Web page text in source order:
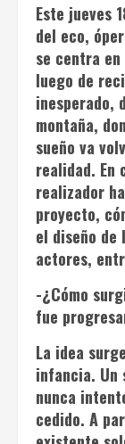
Este jueves
del eco,
se centra
luego de
inesperado,
montaña,
sueño va
realidad. En
realizador
proyecto,
el diseño de
actores,
-¿Cómo
fue
La idea
infancia. Un
nunca
cedido. A